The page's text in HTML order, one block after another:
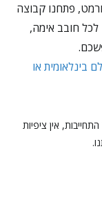
פתחנו קבוצה
לכל חובב אימה,
בינלאומית או
אין ציפיות